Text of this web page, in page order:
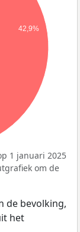
42,9%
1 januari 2025
om de
de bevolking,
het